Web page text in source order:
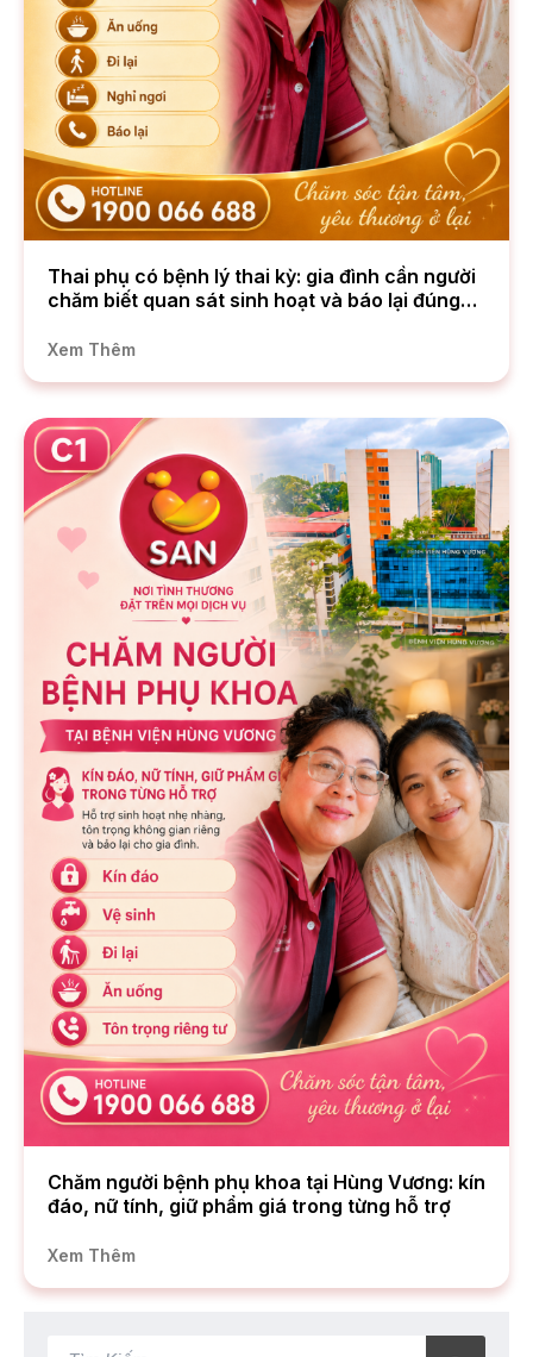
Thai phụ có bệnh lý thai kỳ: gia đình cần người
chăm biết quan sát sinh hoạt và báo lại đúng
Xem Thêm
Chăm người bệnh phụ khoa tại Hùng Vương: kín
đáo, nữ tính, giữ phẩm giá trong từng hỗ trợ
Xem Thêm
Tìm